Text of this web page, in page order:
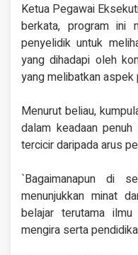
Ketua Pegawai
berkata, program ini
penyelidik untuk
yang dihadapi oleh
yang melibatkan aspek
Menurut beliau,
dalam keadaan
tercicir daripada arus
`Bagaimanapun di
menunjukkan minat
belajar terutama
mengira serta